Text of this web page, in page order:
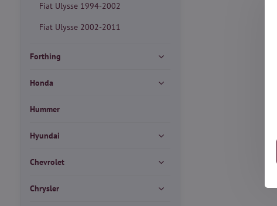
Fiat Ulysse 1994-2002
Fiat Ulysse 2002-2011
Forthing
Honda
Hummer
Hyundai
Chevrolet
Chrysler